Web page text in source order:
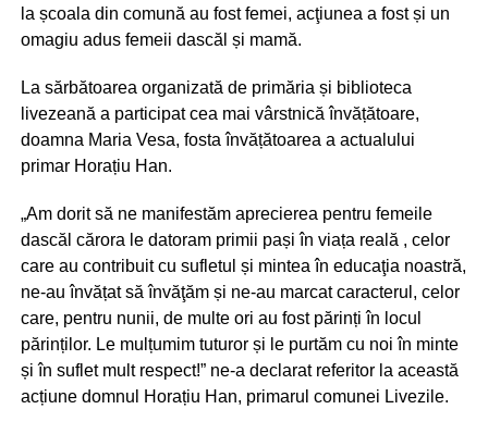
la școala din comună au fost femei, acţiunea a fost și un
omagiu adus femeii dascăl și mamă.
La sărbătoarea organizată de primăria și biblioteca
livezeană a participat cea mai vârstnică învățătoare,
doamna Maria Vesa, fosta învățătoarea a actualului
primar Horațiu Han.
„Am dorit să ne manifestăm aprecierea pentru femeile
dascăl cărora le datoram primii pași în viața reală , celor
care au contribuit cu sufletul și mintea în educaţia noastră,
ne-au învățat să învăţăm și ne-au marcat caracterul, celor
care, pentru nunii, de multe ori au fost părinți în locul
părinților. Le mulțumim tuturor și le purtăm cu noi în minte
și în suflet mult respect!” ne-a declarat referitor la această
acțiune domnul Horațiu Han, primarul comunei Livezile.